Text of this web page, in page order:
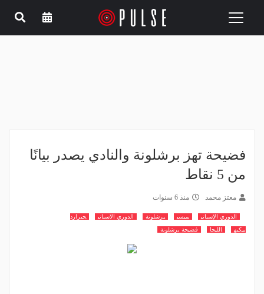
Toggle
فضيحة تهز برشلونة والنادي يصدر بيانًا
من 5 نقاط
معتز محمد منذ 6 سنوات
الدوري الإسباني ميسي برشلونة الدوري الاسباني
جيرارد
بيكيه
الليجا فضيحة برشلونة